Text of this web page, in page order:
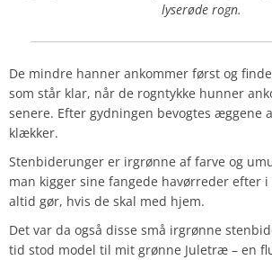
lyserøde rogn.
De mindre hanner ankommer først og
som står klar, når de rogntykke hunner
senere. Efter gydningen bevogtes æggene
klækker.
Stenbiderunger er irgrønne af farve og
man kigger sine fangede havørreder efter i
altid gør, hvis de skal med hjem.
Det var da også disse små irgrønne
tid stod model til mit grønne Juletræ – en